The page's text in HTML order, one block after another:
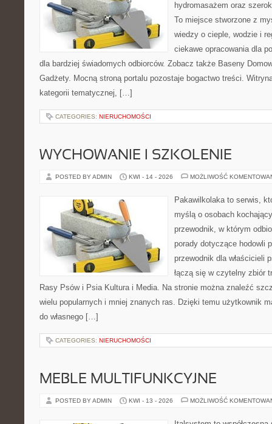
hydromasażem oraz
To miejsce stworzone z
wiedzy o cieple, wodzie i
ciekawe opracowania dla
dla bardziej świadomych odbiorców. Zobacz także Baseny
Gadżety. Mocną stroną portalu pozostaje bogactwo treści.
kategorii tematycznej, […]
CATEGORIES: NIERUCHOMOŚCI
WYCHOWANIE I SZKOLENIE
POSTED BY ADMIN KWI - 14 - 2026 MOŻLIWOŚĆ
Pakawilkolaka to serwis,
myślą o osobach
przewodnik, w którym
porady dotyczące hodowli
przewodnik dla właścicieli
łączą się w czytelny zbiór
Rasy Psów i Psia Kultura i Media. Na stronie można znaleźć
wielu popularnych i mniej znanych ras. Dzięki temu użytkownik
do własnego […]
CATEGORIES: NIERUCHOMOŚCI
MEBLE MULTIFUNKCYJNE
POSTED BY ADMIN KWI - 13 - 2026 MOŻLIWOŚĆ